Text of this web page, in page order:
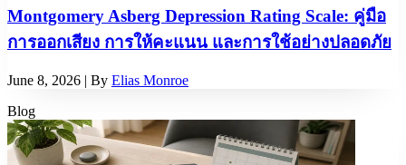
Montgomery Asberg Depression Rating Scale: คู่มือ
การออกเสียง การให้คะแนน และการใช้อย่างปลอดภัย
June 8, 2026 | By Elias Monroe
Blog